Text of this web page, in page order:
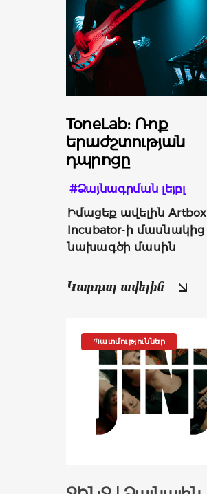
ToneLab: Ռոք
երաժշտության
դպրոցը
#Ձայնագրման լեյբլ
Իմացեք ավելին Artbox
Incubator-ի մասնակից
նախագծի մասին
Կարդալ ավելին
Պատմություններ